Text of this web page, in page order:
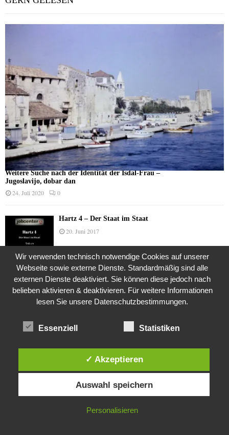
Weitere Suche nach der Identität der Isdal-Frau –
Jugoslavijo, dobar dan
24. Juli 2020 0
Hartz 4 – Der Staat im Staat
20. Juni 2017
Das Leben des Lachs
12. Oktober 2020
Die Geschichte der Kubushäuser
Diese Website verwendet Cookies. Durch die weitere Nutzung dieser
Website stimmst du der Verwendung von Cookies zu.
IN ORDNUNG
Wir verwenden technisch notwendige Cookies auf unserer
Webseite sowie externe Dienste. Standardmäßig sind alle
externen Dienste deaktiviert. Sie können diese jedoch nach
belieben aktivieren & deaktivieren. Für weitere Informationen
lesen Sie unsere Datenschutzbestimmungen.
Essenziell Statistiken
✓ Akzeptieren
Auswahl speichern
Personalisieren